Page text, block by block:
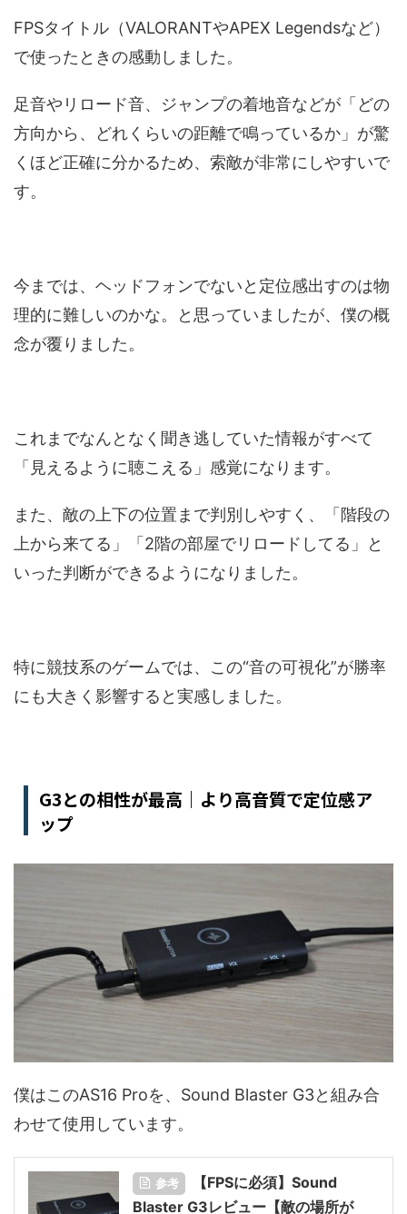
FPSタイトル（VALORANTやAPEX Legendsなど）
で使ったときの感動しました。
足音やリロード音、ジャンプの着地音などが「どの
方向から、どれくらいの距離で鳴っているか」が驚
くほど正確に分かるため、索敵が非常にしやすいで
す。
今までは、ヘッドフォンでないと定位感出すのは物
理的に難しいのかな。と思っていましたが、僕の概
念が覆りました。
これまでなんとなく聞き逃していた情報がすべて
「見えるように聴こえる」感覚になります。
また、敵の上下の位置まで判別しやすく、「階段の
上から来てる」「2階の部屋でリロードしてる」と
いった判断ができるようになりました。
特に競技系のゲームでは、この“音の可視化”が勝率
にも大きく影響すると実感しました。
G3との相性が最高｜より高音質で定位感ア
ップ
僕はこのAS16 Proを、Sound Blaster G3と組み合
わせて使用しています。
参考
【FPSに必須】Sound
Blaster G3レビュー【敵の場所が